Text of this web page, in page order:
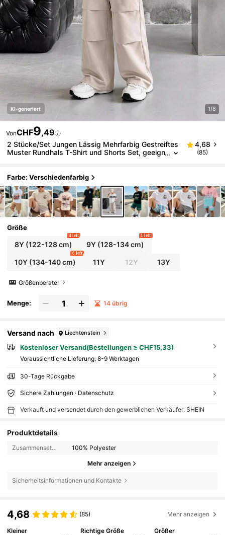
KI-generiert 1/8
VonCHF9,49
2 Stücke/Set Jungen Lässig Mehrfarbig Gestreiftes
Muster Rundhals T-Shirt und Shorts Set, geeign
4,68
(85)
Farbe: Verschiedenfarbig
Größe
8Y(122-128 cm)
4 left
9Y (128-134 cm)
1 left
10Y(134-140 cm)
6 left
11Y 12Y 13Y
Größenberater
Menge: 14 übrig
Versand nach Liechtenstein
Kostenloser Versand(Bestellungen ≥ CHF15,33)
Voraussichtliche Lieferung: 8-9 Werktagen
30-Tage Rückgabe
Sichere Zahlungen · Datenschutz
Verkauft und versendet durch den gewerblichen Verkäufer: SHEIN
Produktdetails
Zusammensetzung: 100% Polyester
Mehr anzeigen
Sicherheitsinformationen und Kontakte
4,68 (85) Mehr anzeigen
Kleiner
Richtige Größe
Größer